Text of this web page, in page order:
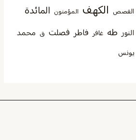
القصص الكهف المؤمنون المائدة
النور طه غافر فاطر فصلت ق محمد
يونس